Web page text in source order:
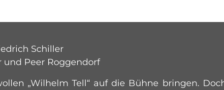
Schiller
und Peer Roggendorf
„Wilhelm Tell“ auf die Bühne bringen.